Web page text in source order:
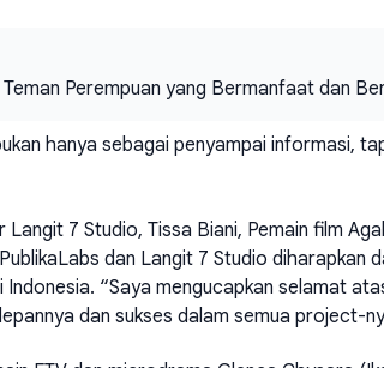
Perempuan yang Bermanfaat dan
hanya sebagai penyampai informasi,
7 Studio, Tissa Biani, Pemain film
dan Langit 7 Studio diharapkan
“Saya mengucapkan selamat
dan sukses dalam semua project-